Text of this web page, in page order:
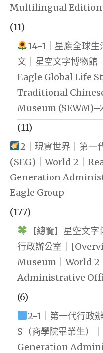
Multilingual Edition
(11)
14-1｜星鷹全球生
文｜星空文字博物
Eagle Global Life
Traditional
Museum
(11)
2｜現實世界｜第一
(SEG)｜World 2｜
Generation
Eagle Group
(177)
【總覽】星空文
行政辦公室｜
Museum｜World
Administrative
(6)
2-1｜第一代行政
S（商學院畢業生）
Generation